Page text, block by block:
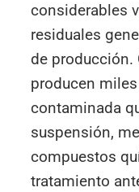
considerables
residuales
de producción.
producen
contaminada
suspensión,
compuestos
tratamiento